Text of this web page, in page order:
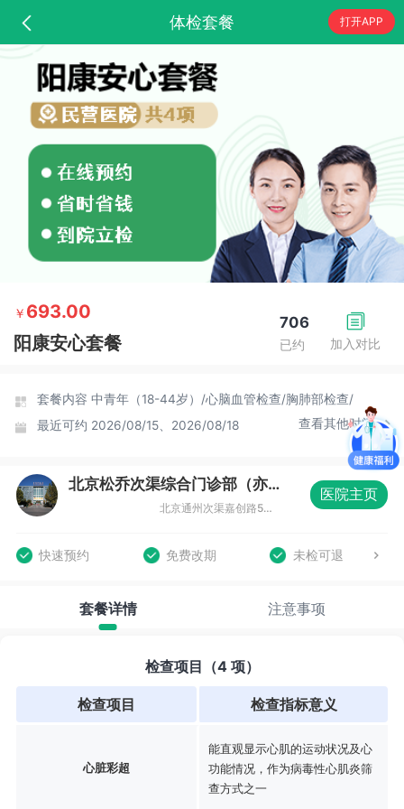
体检套餐 打开APP
加入对比
706
已约
￥ 693.00
阳康安心套餐
套餐内容 中青年（18-44岁）/心脑血管检查/胸肺部检查/
最近可约 2026/08/15、2026/08/18 查看其他时间
北京松乔次渠综合门诊部（亦庄店）体检中心
北京通州次渠嘉创路5号新华联科技大厦三层（亦庄店）
医院主页
快速预约 免费改期 未检可退
套餐详情 注意事项
检查项目（4 项）
检查项目 检查指标意义
心脏彩超
能直观显示心肌的运动状况及心
功能情况，作为病毒性心肌炎筛
查方式之一